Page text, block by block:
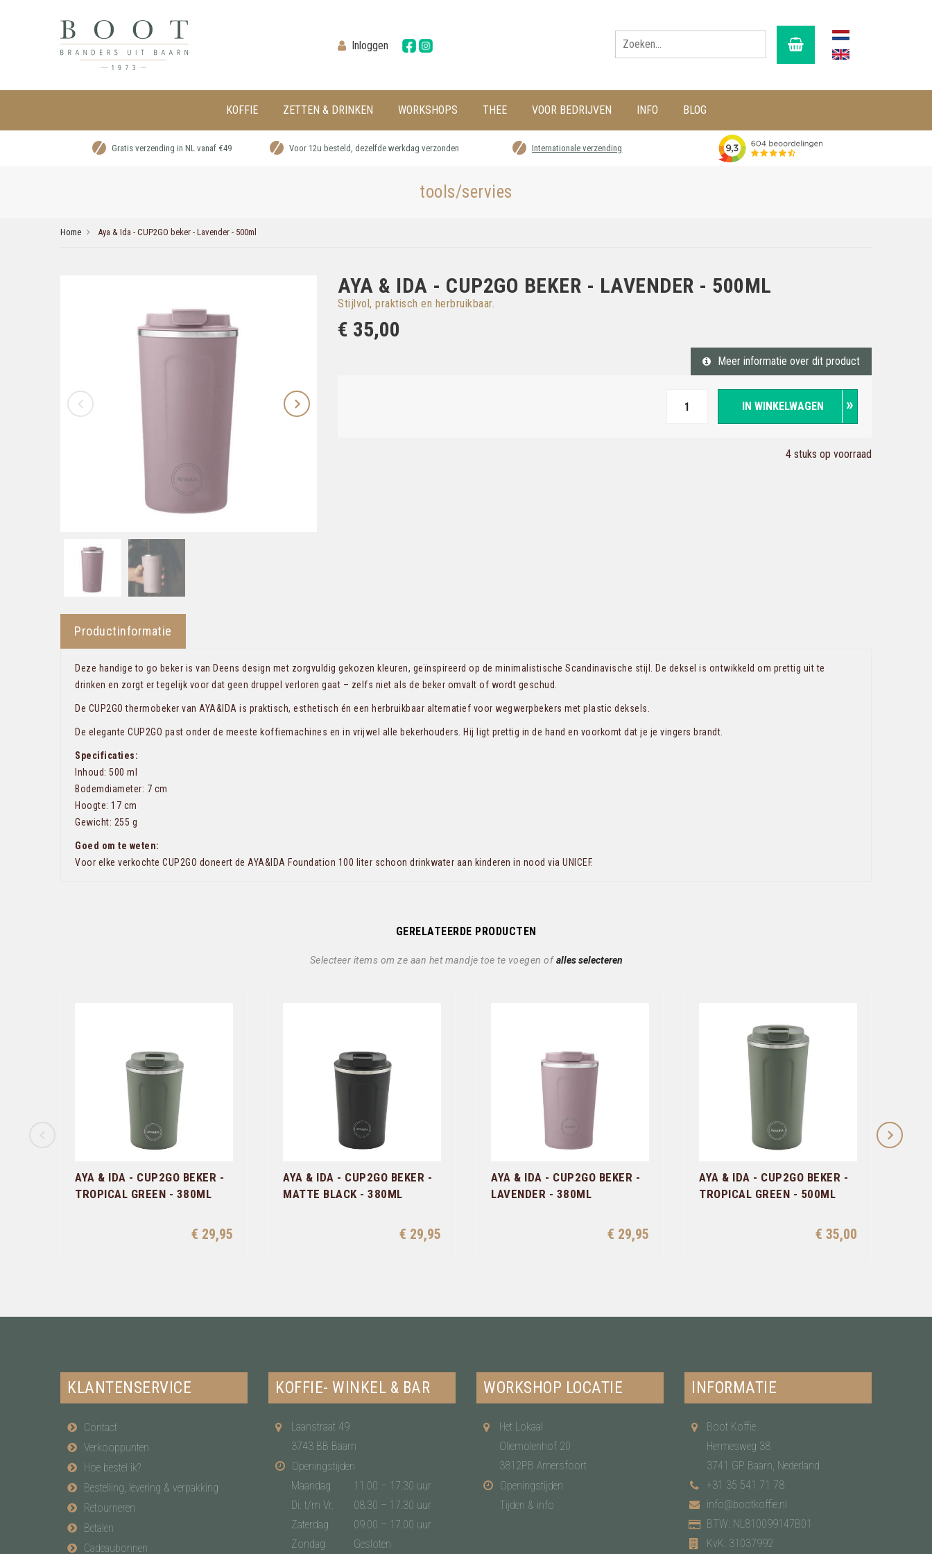
Inloggen
KOFFIE ZETTEN & DRINKEN WORKSHOPS THEE VOOR BEDRIJVEN INFO BLOG
Gratis verzending in NL vanaf €49 Voor 12u besteld, dezelfde werkdag verzonden Internationale verzending
tools/servies
Home Aya & Ida - CUP2GO beker - Lavender - 500ml
AYA & IDA - CUP2GO BEKER - LAVENDER - 500ML
Stijlvol, praktisch en herbruikbaar.
€ 35,00
Meer informatie over dit product
IN WINKELWAGEN
4 stuks op voorraad
Productinformatie
Deze handige to go beker is van Deens design met zorgvuldig gekozen kleuren, geïnspireerd op de minimalistische Scandinavische stijl. De deksel is ontwikkeld om prettig uit te
drinken en zorgt er tegelijk voor dat geen druppel verloren gaat – zelfs niet als de beker omvalt of wordt geschud.
De CUP2GO thermobeker van AYA&IDA is praktisch, esthetisch én een herbruikbaar alternatief voor wegwerpbekers met plastic deksels.
De elegante CUP2GO past onder de meeste koffiemachines en in vrijwel alle bekerhouders. Hij ligt prettig in de hand en voorkomt dat je je vingers brandt.
Specificaties:
Inhoud: 500 ml
Bodemdiameter: 7 cm
Hoogte: 17 cm
Gewicht: 255 g
Goed om te weten:
Voor elke verkochte CUP2GO doneert de AYA&IDA Foundation 100 liter schoon drinkwater aan kinderen in nood via UNICEF.
GERELATEERDE PRODUCTEN
Selecteer items om ze aan het mandje toe te voegen ofalles selecteren
AYA & IDA - CUP2GO BEKER -
TROPICAL GREEN - 380ML
€ 29,95
AYA & IDA - CUP2GO BEKER -
MATTE BLACK - 380ML
€ 29,95
AYA & IDA - CUP2GO BEKER -
LAVENDER - 380ML
€ 29,95
AYA & IDA - CUP2GO BEKER -
TROPICAL GREEN - 500ML
€ 35,00
KLANTENSERVICE
Contact
Verkooppunten
Hoe bestel ik?
Bestelling, levering & verpakking
Retourneren
Betalen
Cadeaubonnen
KOFFIE- WINKEL & BAR
Laanstraat 49
3743 BB Baarn
Openingstijden
Maandag
11.00 – 17.30 uur
Di. t/m Vr.
08.30 – 17.30 uur
Zaterdag
09.00 – 17.00 uur
Zondag
Gesloten
WORKSHOP LOCATIE
Het Lokaal
Oliemolenhof 20
3812PB Amersfoort
Openingstijden
Tijden & info
INFORMATIE
Boot Koffie
Hermesweg 38
3741 GP Baarn, Nederland
+31 35 541 71 78
info@bootkoffie.nl
BTW: NL810099147B01
KvK: 31037992